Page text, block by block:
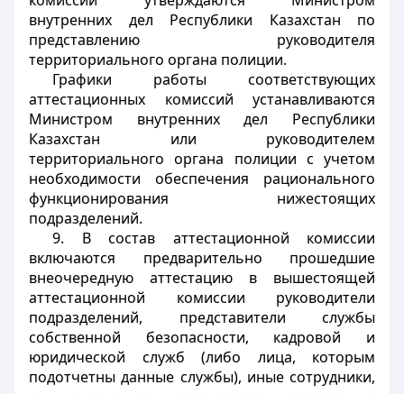
внутренних дел Республики Казахстан по
представлению руководителя
территориального органа полиции.
Графики работы соответствующих
аттестационных комиссий устанавливаются
Министром внутренних дел Республики
Казахстан или руководителем
территориального органа полиции с учетом
необходимости обеспечения рационального
функционирования нижестоящих
подразделений.
9. В состав аттестационной комиссии
включаются предварительно прошедшие
внеочередную аттестацию в вышестоящей
аттестационной комиссии руководители
подразделений, представители службы
собственной безопасности, кадровой и
юридической служб (либо лица, которым
подотчетны данные службы), иные сотрудники,